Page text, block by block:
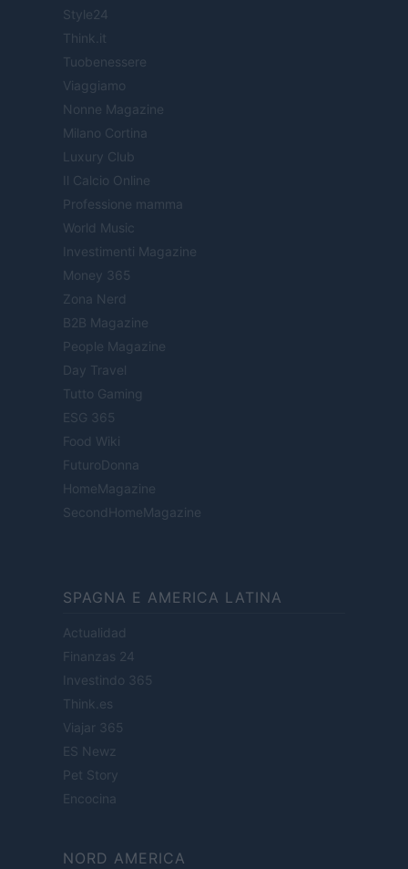
Style24
Think.it
Tuobenessere
Viaggiamo
Nonne Magazine
Milano Cortina
Luxury Club
Il Calcio Online
Professione mamma
World Music
Investimenti Magazine
Money 365
Zona Nerd
B2B Magazine
People Magazine
Day Travel
Tutto Gaming
ESG 365
Food Wiki
FuturoDonna
HomeMagazine
SecondHomeMagazine
SPAGNA E AMERICA LATINA
Actualidad
Finanzas 24
Investindo 365
Think.es
Viajar 365
ES Newz
Pet Story
Encocina
NORD AMERICA